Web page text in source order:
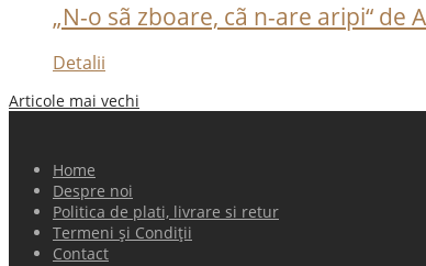
„N-o sã zboare, cã n-are aripi“ de
Detalii
Articole mai vechi
Home
Despre noi
Politica de plati, livrare si retur
Termeni și Condiții
Contact